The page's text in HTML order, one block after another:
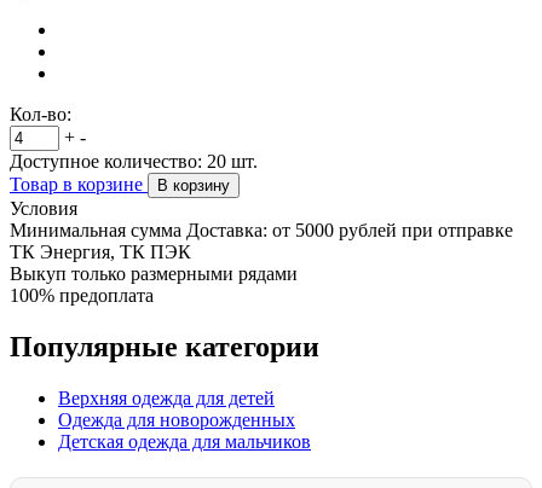
Кол-во:
+ -
Доступное количество: 20 шт.
Товар в корзине
В корзину
Условия
Минимальная сумма Доставка: от 5000 рублей при отправке
ТК Энергия, ТК ПЭК
Выкуп только размерными рядами
100% предоплата
Популярные категории
Верхняя одежда для детей
Одежда для новорожденных
Детская одежда для мальчиков